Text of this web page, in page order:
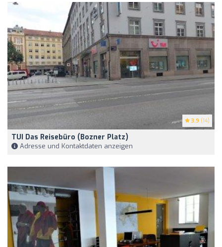
3.9 (14)
TUI Das Reisebüro (Bozner Platz)
Adresse und Kontaktdaten anzeigen